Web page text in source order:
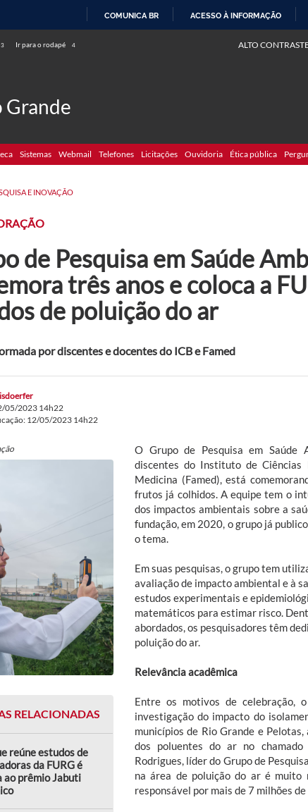
COMUNICA BR ACESSO À INFORMAÇÃO
3 Ir para o rodapé 4 ALTO
Grande
Sistemas Webmail Telefones Licitações Ouvidoria Ética pública
E INOVAÇÃO
de Pesquisa em Saúde
três anos e coloca a
de poluição do ar
por discentes e docentes do ICB e Famed
05/2023 14h22
12/05/2023 14h22
O Grupo de Pesquisa em Saúde
discentes do Instituto de Ciências
Medicina (Famed), está
frutos já colhidos. A equipe tem o
dos impactos ambientais sobre a
fundação, em 2020, o grupo já
o tema.
RELACIONADAS
reúne estudos de
da FURG é
ao prêmio Jabuti
Em suas pesquisas, o grupo tem
avaliação de impacto ambiental e à
estudos experimentais e
matemáticos para estimar risco.
abordados, os pesquisadores têm
poluição do ar.
Relevância acadêmica
Entre os motivos de celebração,
investigação do impacto do
municípios de Rio Grande e
dos poluentes do ar no
Rodrigues, líder do Grupo de
na área de poluição do ar é muito
responsável por mais de 7 milhões